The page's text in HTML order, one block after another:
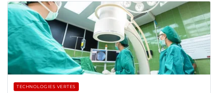
TECHNOLOGIES VERTES